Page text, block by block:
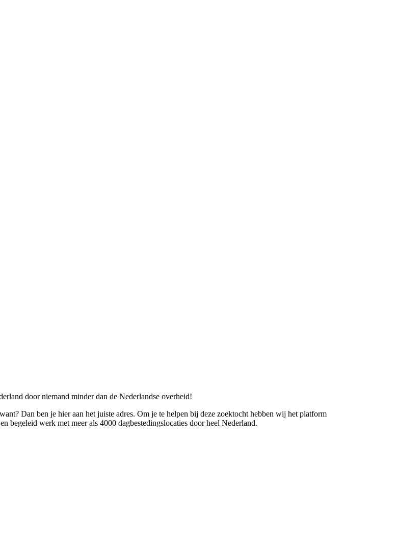
door niemand minder dan de Nederlandse overheid!
Dan ben je hier aan het juiste adres. Om je te helpen bij deze zoektocht hebben wij het platform
begeleid werk met meer als 4000 dagbestedingslocaties door heel Nederland.